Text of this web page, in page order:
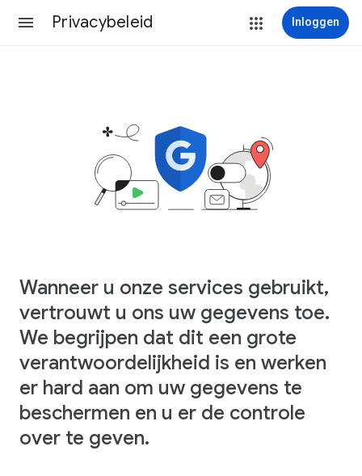
Privacybeleid Inloggen
Wanneer u onze services gebruikt,
vertrouwt u ons uw gegevens toe.
We begrijpen dat dit een grote
verantwoordelijkheid is en werken
er hard aan om uw gegevens te
beschermen en u er de controle
over te geven.